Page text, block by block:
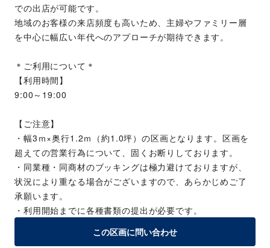
での出店が可能です。
地域のお客様の来店頻度も高いため、主婦やファミリー層
を中心に幅広い年代へのアプローチが期待できます。
＊ご利用について＊
【利用時間】
9:00～19:00
【ご注意】
・幅3ｍ×奥行1.2ｍ（約1.0坪）の区画となります。区画を
超えての営業行為について、固くお断りしております。
・同業種・同商材のブッキングは極力避けておりますが、
状況により重なる場合がございますので、あらかじめご了
承願います。
・利用開始までに各種書類の提出が必要です。
この区画に問い合わせ